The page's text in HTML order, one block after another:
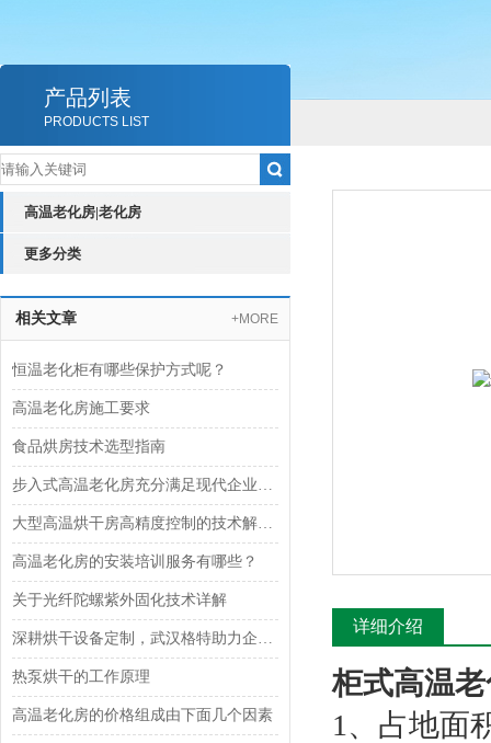
产品列表
PRODUCTS LIST
高温老化房|老化房
更多分类
相关文章 +MORE
恒温老化柜有哪些保护方式呢？
高温老化房施工要求
食品烘房技术选型指南
步入式高温老化房充分满足现代企业环保节能要求
大型高温烘干房高精度控制的技术解析与行业实践
高温老化房的安装培训服务有哪些？
关于光纤陀螺紫外固化技术详解
深耕烘干设备定制，武汉格特助力企业提质增效
热泵烘干的工作原理
高温老化房的价格组成由下面几个因素
详细介绍
柜式高温
1、占地面